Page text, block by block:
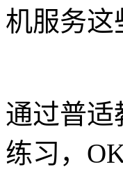
机服务这
通过普适
练习，